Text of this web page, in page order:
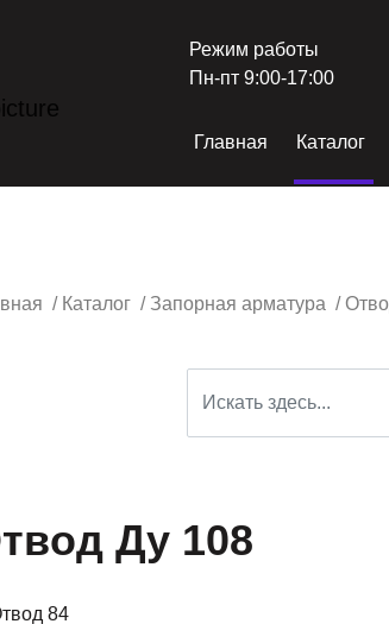
Главная Каталог
Режим работы
Пн-пт 9:00-17:00
/ Каталог / Запорная арматура /
Ду 108